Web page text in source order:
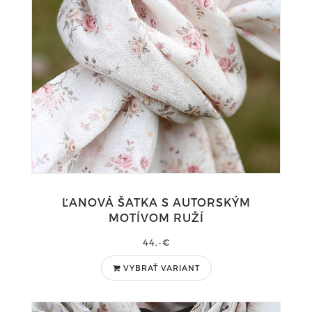
ĽANOVÁ ŠATKA S AUTORSKÝM
MOTÍVOM RUŽÍ
44,-€
VYBRAŤ VARIANT